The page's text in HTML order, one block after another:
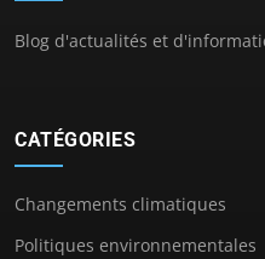
Blog d'actualités et
CATÉGORIES
Changements climatiques
Politiques environnementales